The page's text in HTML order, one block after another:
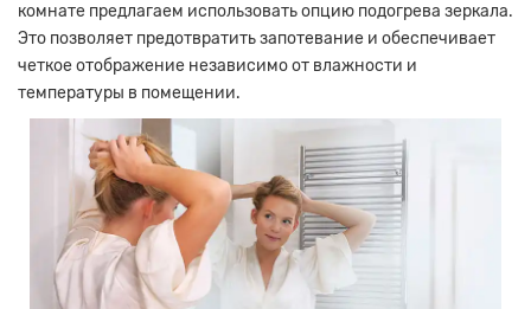
комнате предлагаем использовать опцию подогрева зеркала.
Это позволяет предотвратить запотевание и обеспечивает
четкое отображение независимо от влажности и
температуры в помещении.